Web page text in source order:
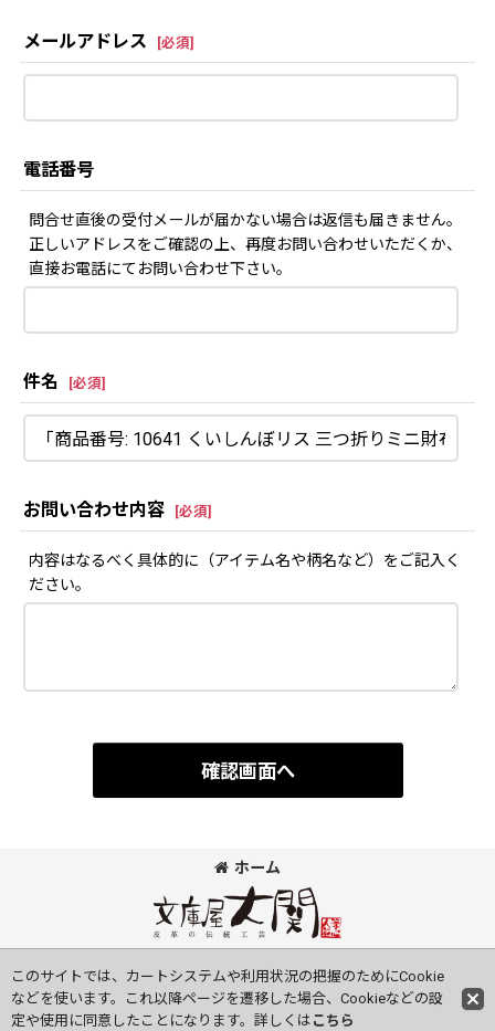
メールアドレス [必須]
電話番号
問合せ直後の受付メールが届かない場合は返信も届きません。
正しいアドレスをご確認の上、再度お問い合わせいただくか、
直接お電話にてお問い合わせ下さい。
件名 [必須]
お問い合わせ内容 [必須]
内容はなるべく具体的に（アイテム名や柄名など）をご記入く
ださい。
確認画面へ
ホーム
このサイトでは、カートシステムや利用状況の把握のためにCookie
などを使います。これ以降ページを遷移した場合、Cookieなどの設
定や使用に同意したことになります。詳しくは こちら